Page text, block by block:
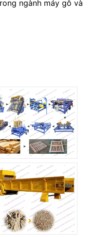
ngành máy gỗ và